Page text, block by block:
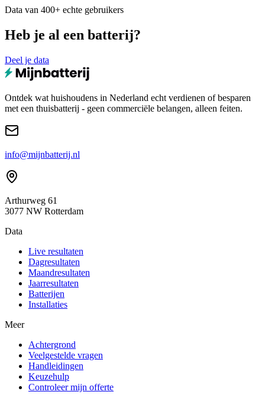
Data van 400+ echte gebruikers
Heb je al een batterij?
Deel je data
Ontdek wat huishoudens in Nederland echt verdienen of besparen
met een thuisbatterij - geen commerciële belangen, alleen feiten.
info@mijnbatterij.nl
Arthurweg 61
3077 NW Rotterdam
Data
Live resultaten
Dagresultaten
Maandresultaten
Jaarresultaten
Batterijen
Installaties
Meer
Achtergrond
Veelgestelde vragen
Handleidingen
Keuzehulp
Controleer mijn offerte